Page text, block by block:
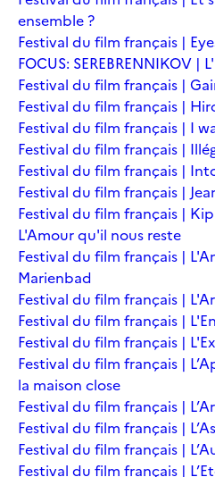
ensemble ?
Festival du film français |
FOCUS: SEREBRENNIKOV |
Festival du film français |
Festival du film français |
Festival du film français | I
Festival du film français |
Festival du film français |
Festival du film français |
Festival du film français |
L'Amour qu'il nous reste
Festival du film français |
Marienbad
Festival du film français |
Festival du film français |
Festival du film français |
Festival du film français |
la maison close
Festival du film français |
Festival du film français |
Festival du film français |
Festival du film français |